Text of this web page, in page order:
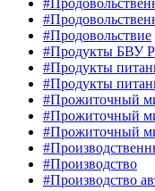
#Продовольствие
#Продукты БВУ
#Продукты
#Продукты
#Прожиточный
#Прожиточный
#Прожиточный
#Производство
#Производство